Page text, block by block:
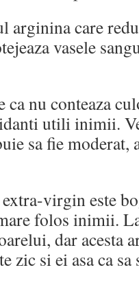
arginina care
vasele
ca nu conteaza
utili inimii.
sa fie moderat,
virgin este
folos inimii.
dar acesta
zic si ei asa ca